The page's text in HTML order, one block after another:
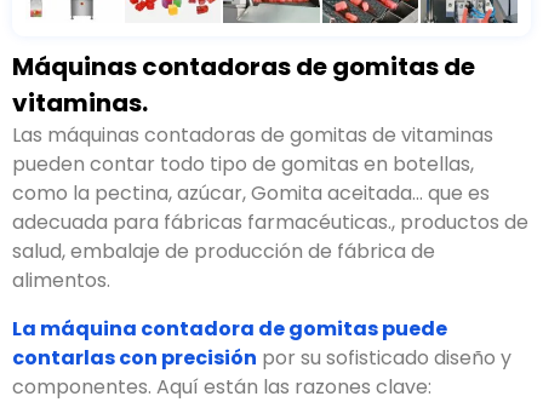
Máquinas contadoras de gomitas de
vitaminas.
Las máquinas contadoras de gomitas de vitaminas
pueden contar todo tipo de gomitas en botellas,
como la pectina, azúcar, Gomita aceitada... que es
adecuada para fábricas farmacéuticas., productos de
salud, embalaje de producción de fábrica de
alimentos.
La máquina contadora de gomitas puede
contarlas con precisión por su sofisticado diseño y
componentes. Aquí están las razones clave: